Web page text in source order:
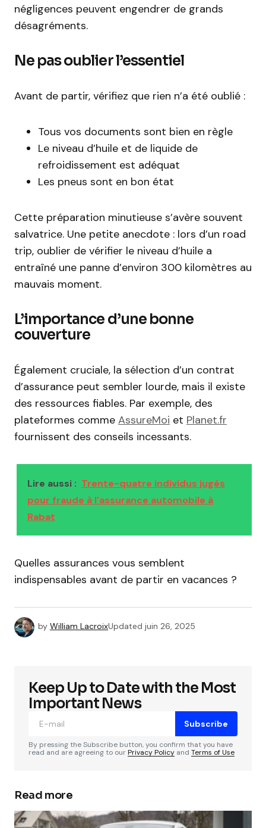
négligences peuvent engendrer de grands
désagréments.
Ne pas oublier l’essentiel
Avant de partir, vérifiez que rien n’a été oublié :
Tous vos documents sont bien en règle
Le niveau d’huile et de liquide de
refroidissement est adéquat
Les pneus sont en bon état
Cette préparation minutieuse s’avère souvent
salvatrice. Une petite anecdote : lors d’un road
trip, oublier de vérifier le niveau d’huile a
entraîné une panne d’environ 300 kilomètres au
mauvais moment.
L’importance d’une bonne
couverture
Également cruciale, la sélection d’un contrat
d’assurance peut sembler lourde, mais il existe
des ressources fiables. Par exemple, des
plateformes comme AssureMoi et Planet.fr
fournissent des conseils incessants.
Lire aussi : Trente-quatre individus jugés
pour fraude à l'assurance automobile à
Rabat
Quelles assurances vous semblent
indispensables avant de partir en vacances ?
by William LacroixUpdated juin 26, 2025
Keep Up to Date with the Most
Important News
Subscribe
By pressing the Subscribe button, you confirm that you have
read and are agreeing to ourPrivacy Policy and Terms of Use
Read more